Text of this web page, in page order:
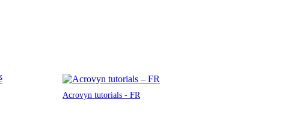
Acrovyn tutorials - FR